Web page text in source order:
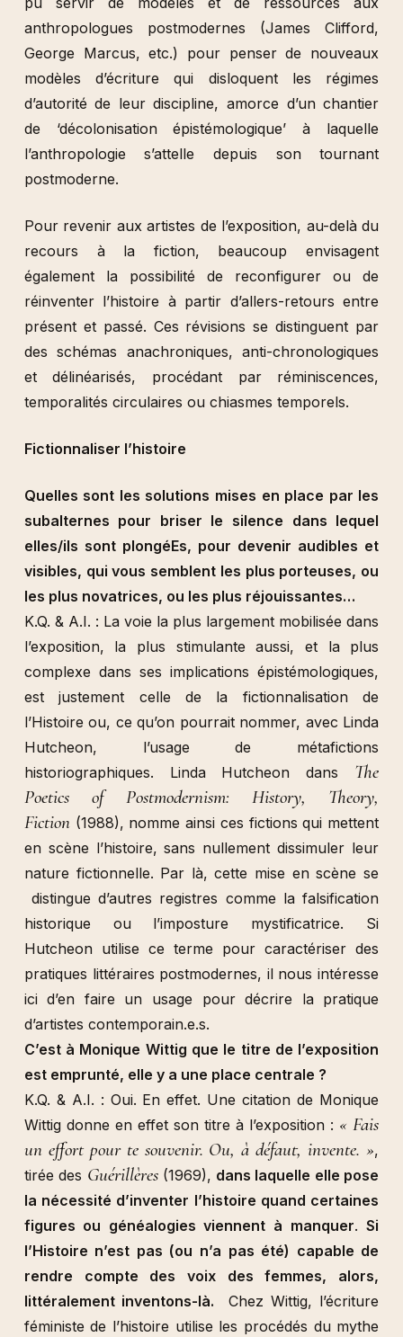
anthropologues postmodernes (James Clifford,
George Marcus, etc.) pour penser de nouveaux
modèles d’écriture qui disloquent les régimes
d’autorité de leur discipline, amorce d’un chantier
de ‘décolonisation épistémologique’ à laquelle
l’anthropologie s’attelle depuis son tournant
postmoderne.
Pour revenir aux artistes de l’exposition, au-delà du
recours à la fiction, beaucoup envisagent
également la possibilité de reconfigurer ou de
réinventer l’histoire à partir d’allers-retours entre
présent et passé. Ces révisions se distinguent par
des schémas anachroniques, anti-chronologiques
et délinéarisés, procédant par réminiscences,
temporalités circulaires ou chiasmes temporels.
Fictionnaliser l’histoire
Quelles sont les solutions mises en place par les
subalternes pour briser le silence dans lequel
elles/ils sont plongéEs, pour devenir audibles et
visibles, qui vous semblent les plus porteuses, ou
les plus novatrices, ou les plus réjouissantes…
K.Q. & A.I. : La voie la plus largement mobilisée dans
l’exposition, la plus stimulante aussi, et la plus
complexe dans ses implications épistémologiques,
est justement celle de la fictionnalisation de
l’Histoire ou, ce qu’on pourrait nommer, avec Linda
Hutcheon, l’usage de métafictions
historiographiques. Linda Hutcheon dans The
Poetics of Postmodernism: History, Theory,
Fiction (1988), nomme ainsi ces fictions qui mettent
en scène l’histoire, sans nullement dissimuler leur
nature fictionnelle. Par là, cette mise en scène se
distingue d’autres registres comme la falsification
historique ou l’imposture mystificatrice. Si
Hutcheon utilise ce terme pour caractériser des
pratiques littéraires postmodernes, il nous intéresse
ici d’en faire un usage pour décrire la pratique
d’artistes contemporain.e.s.
C’est à Monique Wittig que le titre de l’exposition
est emprunté, elle y a une place centrale ?
K.Q. & A.I. : Oui. En effet. Une citation de Monique
Wittig donne en effet son titre à l’exposition : « Fais
un effort pour te souvenir. Ou, à défaut, invente. »,
tirée des Guérillères (1969), dans laquelle elle pose
la nécessité d’inventer l’histoire quand certaines
figures ou généalogies viennent à manquer.Si
l’Histoire n’est pas (ou n’a pas été) capable de
rendre compte des voix des femmes, alors,
littéralement inventons-là. Chez Wittig, l’écriture
féministe de l’histoire utilise les procédés du mythe